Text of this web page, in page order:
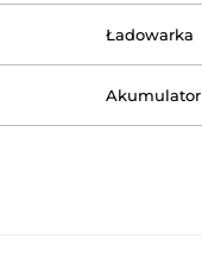
Ładowarka
Akumulator